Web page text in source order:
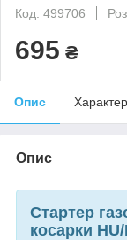
Код: 499706
695 ₴
Опис
Опис
Стартер
косарки